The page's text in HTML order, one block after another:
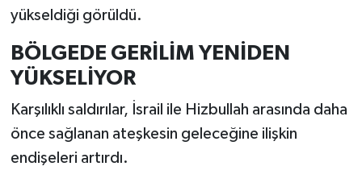
yükseldiği görüldü.
BÖLGEDE GERİLİM YENİDEN
YÜKSELİYOR
Karşılıklı saldırılar, İsrail ile Hizbullah arasında daha
önce sağlanan ateşkesin geleceğine ilişkin
endişeleri artırdı.